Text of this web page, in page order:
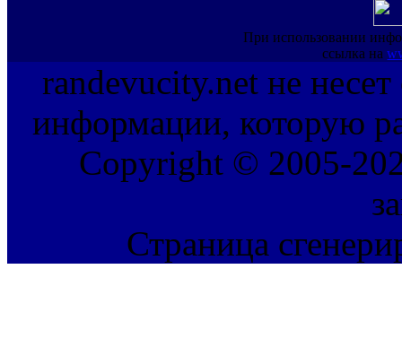
При использовании
ссылка на
randevucity.net не несет
информации, которую
Copyright © 2005-
Страница